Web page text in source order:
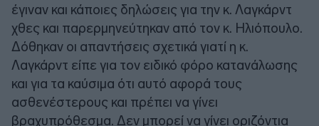
έγιναν και κάποιες δηλώσεις για την κ. Λαγκάρντ
χθες και παρερμηνεύτηκαν από τον κ. Ηλιόπουλο.
Δόθηκαν οι απαντήσεις σχετικά γιατί η κ.
Λαγκάρντ είπε για τον ειδικό φόρο κατανάλωσης
και για τα καύσιμα ότι αυτό αφορά τους
ασθενέστερους και πρέπει να γίνει
βραχυπρόθεσμα. Δεν μπορεί να γίνει οριζόντια